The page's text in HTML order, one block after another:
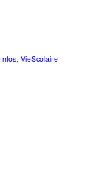
Infos, VieScolaire